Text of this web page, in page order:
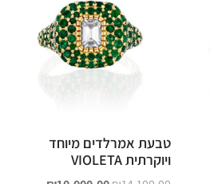
טבעת אמרלדים מיוחד
ויוקרתית VIOLETA